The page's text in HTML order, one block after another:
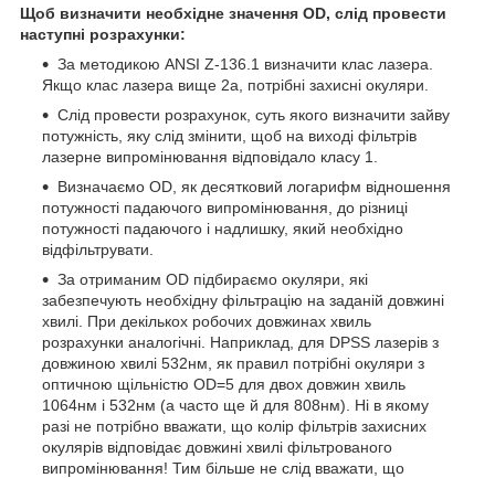
Щоб визначити необхідне значення OD, слід провести
наступні розрахунки:
За методикою ANSI Z-136.1 визначити клас лазера.
Якщо клас лазера вище 2а, потрібні захисні окуляри.
Слід провести розрахунок, суть якого визначити зайву
потужність, яку слід змінити, щоб на виході фільтрів
лазерне випромінювання відповідало класу 1.
Визначаємо OD, як десятковий логарифм відношення
потужності падаючого випромінювання, до різниці
потужності падаючого і надлишку, який необхідно
відфільтрувати.
За отриманим OD підбираємо окуляри, які
забезпечують необхідну фільтрацію на заданій довжині
хвилі. При декількох робочих довжинах хвиль
розрахунки аналогічні. Наприклад, для DPSS лазерів з
довжиною хвилі 532нм, як правил потрібні окуляри з
оптичною щільністю OD=5 для двох довжин хвиль
1064нм і 532нм (а часто ще й для 808нм). Ні в якому
разі не потрібно вважати, що колір фільтрів захисних
окулярів відповідає довжині хвилі фільтрованого
випромінювання! Тим більше не слід вважати, що